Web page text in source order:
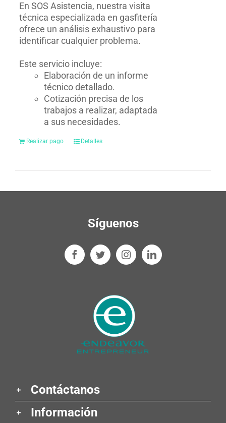
En SOS Asistencia, nuestra visita
técnica especializada en gasfitería
ofrece un análisis exhaustivo para
identificar cualquier problema.
Este servicio incluye:
Elaboración de un informe
técnico detallado.
Cotización precisa de los
trabajos a realizar, adaptada
a sus necesidades.
Realizar pago Detalles
Síguenos
Contáctanos
Información